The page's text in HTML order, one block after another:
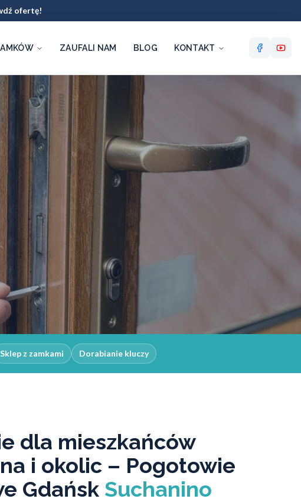
ofertę!
ZAUFALI NAM BLOG KONTAKT
Sklep z zamkami Dorabianie kluczy
dla mieszkańców
i okolic – Pogotowie
Gdańsk Suchanino